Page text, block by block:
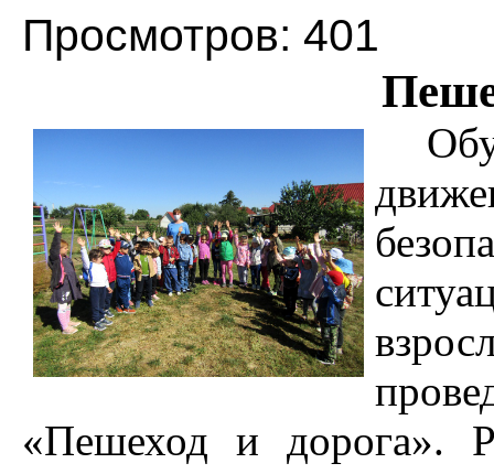
Просмотров: 401
«Пешеход и дорога».